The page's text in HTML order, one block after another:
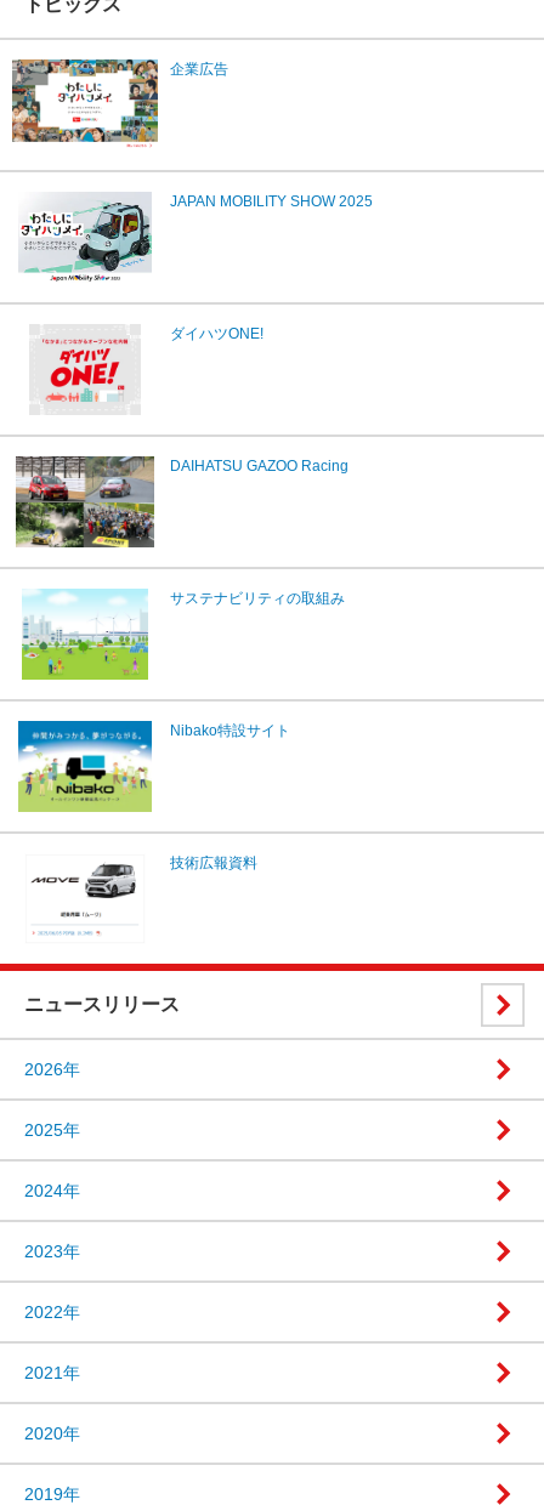
企業広告
JAPAN MOBILITY SHOW 2025
ダイハツONE!
DAIHATSU GAZOO Racing
サステナビリティの取組み
Nibako特設サイト
技術広報資料
ニュースリリース
2026年
2025年
2024年
2023年
2022年
2021年
2020年
2019年